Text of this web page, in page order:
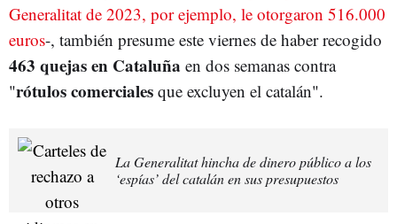
Generalitat de 2023, por ejemplo, le otorgaron 516.000
euros-, también presume este viernes de haber recogido
463 quejas en Cataluña en dos semanas contra
"rótulos comerciales que excluyen el catalán".
La Generalitat hincha de dinero público a los
‘espías’ del catalán en sus presupuestos